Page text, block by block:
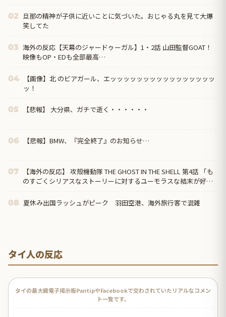
02 旦那の精神が子供に近いことに気づいた。おじゃる丸を見て大爆
笑してた
03 海外の反応【天幕のジャードゥーガル】1・2話 山田監督GOAT！
映像もOP・EDも全部最高…
04
【画像】北 のビアガール、エッッッッッッッッッッッッッッッッ
ッ！
05 【悲報】 大分県、ガチで逝く・・・・・・
06 【悲報】BMW、『完全終了』のお知らせ…
07
【海外の反応】 攻殻機動隊 THE GHOST IN THE SHELL 第4話 「も
のすごくシリアスなストーリーに対するユーモラスな結末が好
08 夏休み出国ラッシュがピーク 羽田空港、海外旅行客で混雑
タイ人の反応
タイの最大級電子掲示板PantipやFacebookで交わされていたリアルなコメン
ト一覧です。